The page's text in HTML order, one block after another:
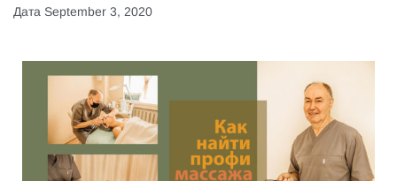
Дата September 3, 2020